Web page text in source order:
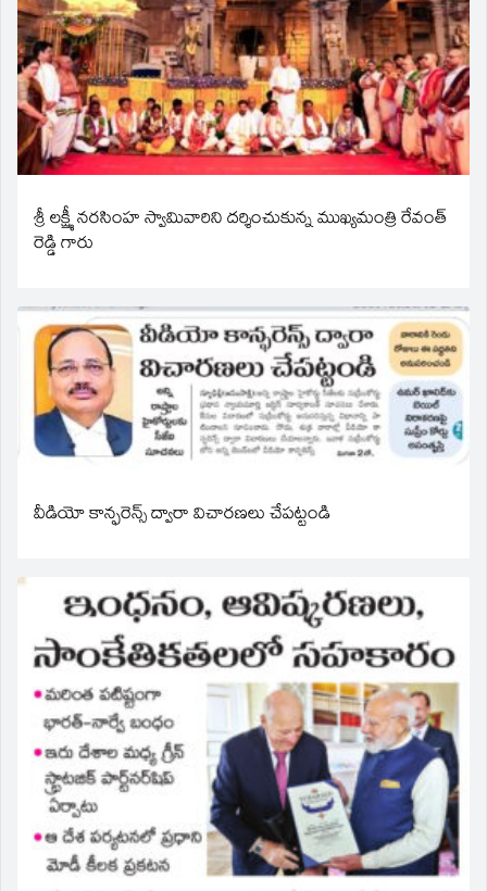
శ్రీ లక్ష్మీ నరసింహ స్వామివారిని దర్శించుకున్న ముఖ్యమంత్రి రేవంత్
రెడ్డి గారు
వీడియో కాన్ఫరెన్స్ ద్వారా విచారణలు చేపట్టండి